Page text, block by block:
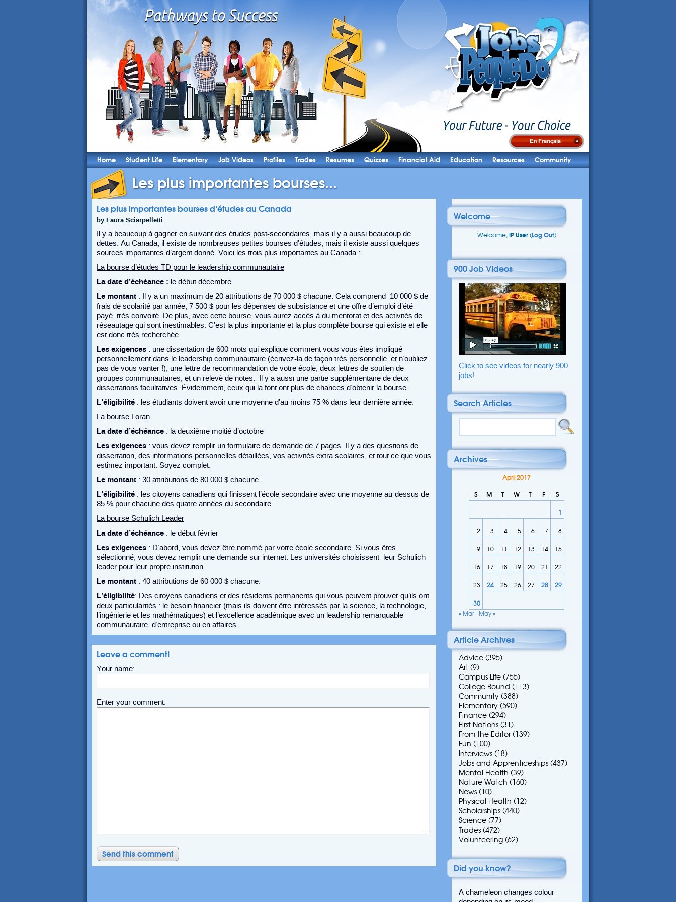
Home Student Life Elementary Job Videos Profiles Trades Resumes Quizzes Financial Aid Education Resources Community
Les plus importantes bourses...
Les plus importantes bourses d’études au Canada
by Laura Sciarpelletti
Il y a beaucoup à gagner en suivant des études post-secondaires, mais il y a aussi beaucoup de
dettes. Au Canada, il existe de nombreuses petites bourses d’études, mais il existe aussi quelques
sources importantes d’argent donné. Voici les trois plus importantes au Canada :
La bourse d’études TD pour le leadership communautaire
La date d’échéance : le début décembre
Le montant : Il y a un maximum de 20 attributions de 70 000 $ chacune. Cela comprend 10 000 $ de
frais de scolarité par année, 7 500 $ pour les dépenses de subsistance et une offre d’emploi d’été
payé, très convoité. De plus, avec cette bourse, vous aurez accès à du mentorat et des activités de
réseautage qui sont inestimables. C’est la plus importante et la plus complète bourse qui existe et elle
est donc très recherchée.
Les exigences : une dissertation de 600 mots qui explique comment vous vous êtes impliqué
personnellement dans le leadership communautaire (écrivez-la de façon très personnelle, et n’oubliez
pas de vous vanter !), une lettre de recommandation de votre école, deux lettres de soutien de
groupes communautaires, et un relevé de notes. Il y a aussi une partie supplémentaire de deux
dissertations facultatives. Évidemment, ceux qui la font ont plus de chances d’obtenir la bourse.
L’éligibilité : les étudiants doivent avoir une moyenne d’au moins 75 % dans leur dernière année.
La bourse Loran
La date d’échéance : la deuxième moitié d’octobre
Les exigences : vous devez remplir un formulaire de demande de 7 pages. Il y a des questions de
dissertation, des informations personnelles détaillées, vos activités extra scolaires, et tout ce que vous
estimez important. Soyez complet.
Le montant : 30 attributions de 80 000 $ chacune.
L’éligibilité : les citoyens canadiens qui finissent l’école secondaire avec une moyenne au-dessus de
85 % pour chacune des quatre années du secondaire.
La bourse Schulich Leader
La date d’échéance : le début février
Les exigences : D’abord, vous devez être nommé par votre école secondaire. Si vous êtes
sélectionné, vous devez remplir une demande sur internet. Les universités choisissent leur Schulich
leader pour leur propre institution.
Le montant : 40 attributions de 60 000 $ chacune.
L’éligibilité: Des citoyens canadiens et des résidents permanents qui vous peuvent prouver qu’ils ont
deux particularités : le besoin financier (mais ils doivent être intéressés par la science, la technologie,
l’ingénierie et les mathématiques) et l’excellence académique avec un leadership remarquable
communautaire, d’entreprise ou en affaires.
Leave a comment!
Your name:
Enter your comment:
Welcome
Welcome, IP User (Log Out)
900 Job Videos
Click to see videos for nearly 900
jobs!
Search Articles
Archives
April 2017
S M T W T F S
1
2 3 4 5 6 7 8
9 10 11 12 13 14 15
16 17 18 19 20 21 22
23 24 25 26 27 28 29
30
« Mar
May »
Article Archives
Advice (395)
Art (9)
Campus Life (755)
College Bound (113)
Community (388)
Elementary (590)
Finance (294)
First Nations (31)
From the Editor (139)
Fun (100)
Interviews (18)
Jobs and Apprenticeships (437)
Mental Health (39)
Nature Watch (160)
News (10)
Physical Health (12)
Scholarships (440)
Science (77)
Trades (472)
Volunteering (62)
Did you know?
A chameleon changes colour